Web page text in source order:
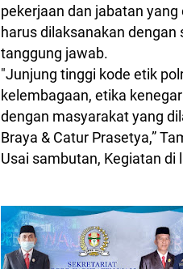
pekerjaan dan jabatan
harus dilaksanakan
tanggung jawab.
"Junjung tinggi kode etik
kelembagaan, etika
dengan masyarakat yang
Braya & Catur Prasetya,”
Usai sambutan, Kegiatan